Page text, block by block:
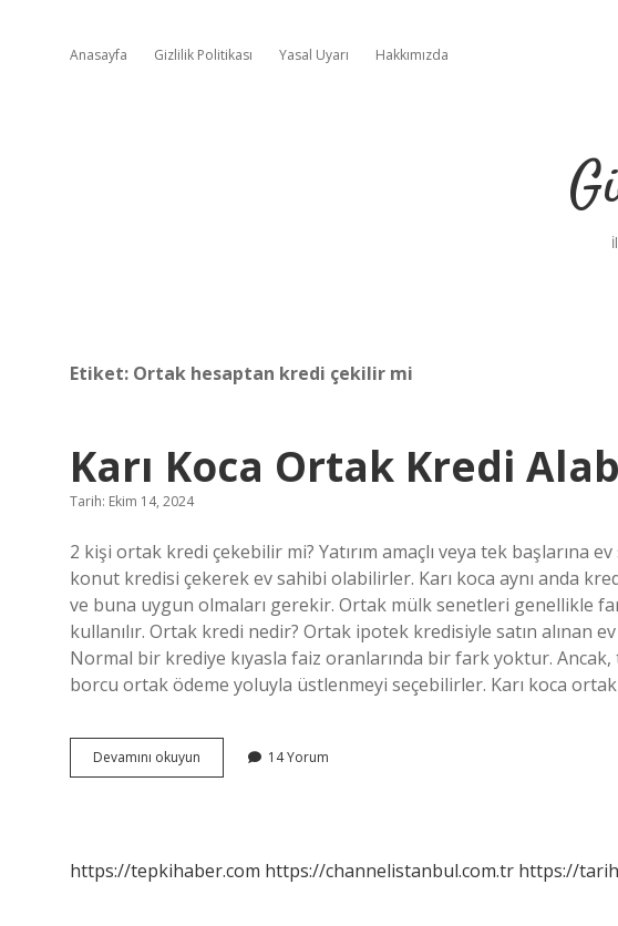
Anasayfa Gizlilik Politikası Yasal Uyarı Hakkımızda
Etiket: Ortak hesaptan kredi çekilir mi
Karı Koca Ortak Kredi
Tarih: Ekim 14, 2024
2 kişi ortak kredi çekebilir mi? Yatırım amaçlı veya tek başlarına
konut kredisi çekerek ev sahibi olabilirler. Karı koca aynı anda
ve buna uygun olmaları gerekir. Ortak mülk senetleri genellikle
kullanılır. Ortak kredi nedir? Ortak ipotek kredisiyle satın alınan ev
Normal bir krediye kıyasla faiz oranlarında bir fark yoktur. Ancak,
borcu ortak ödeme yoluyla üstlenmeyi seçebilirler. Karı koca
Devamını okuyun
Koca
14 Yorum
https://tepkihaber.com https://channelistanbul.com.tr https://